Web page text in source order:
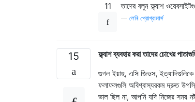
11 তাদের বলুন ফ্ল্যাশ
লেনি প্রোগ্রামার্স
15
ফ্ল্যাশ ব্যবহার করা তাদের চোখের
গুগল ইয়াহু, এসি জিভস,
ফলাফলগুলি অবিশ্বাস্যরকম দ্রুত
ভাল ছিল না, আপনি যদি নিজের সময়